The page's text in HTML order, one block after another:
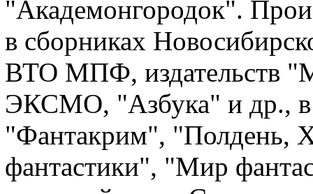
"Академонгородок".
в сборниках
ВТО МПФ, издательств
ЭКСМО, "Азбука" и др., в
"Фантакрим", "Полдень,
фантастики", "Мир